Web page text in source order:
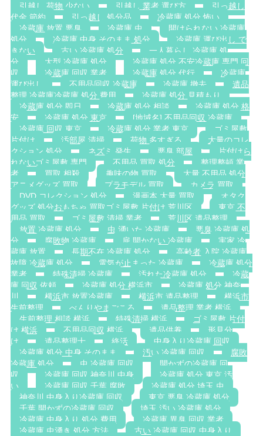
引越し 荷物 少ない
引越し 業者 選び方
引っ越し
代金 節約
引っ越し 処分品
冷蔵庫 処分 怖い
冷蔵庫 放置 悪臭
冷蔵庫 虫
開けられない 冷蔵庫
処分
冷蔵庫 中身 そのまま 処分
冷蔵庫 運び出し で
きない
古い 冷蔵庫 処分
一人暮らし 冷蔵庫 処
分
大型 冷蔵庫 処分
冷蔵庫 処分 不安冷蔵庫 専門 回
収
冷蔵庫 回収 業者 冷蔵庫 処分 代行
冷蔵庫
運び出し
不用品回収 冷蔵庫 冷蔵庫 撤去
遺品
整理 冷蔵庫冷蔵庫 処分 費用
冷蔵庫 処分 見積もり
冷蔵庫 処分 即日
冷蔵庫 処分 相談
冷蔵庫 処分 格
安
冷蔵庫 処分 東京
[地域名] 不用品回収 冷蔵庫
冷蔵庫 回収 東京
冷蔵庫 処分 業者 東京
ゴミ屋敷
片付け
汚部屋 清掃 荷物 多すぎる
大量のコレ
クション 処分
ネズミ 発生 悪臭 部屋
片付けら
れないゴミ屋敷 専門
不用品 買取 処分
整理整頓 業
者
買取 相殺 趣味の物 買取
大量 不用品 処分
アニメグッズ 買取
プラモデル 買取
カメラ 買取
DVD コレクション 処分
漫画本 大量 買取
オタク
グッズ 処分おもちゃ 買取ゴミ屋敷 片付け 荒川区
東京 不
用品 買取
ゴミ屋敷 清掃 業者
荒川区 遺品整理
放置 冷蔵庫 処分
虫 湧いた 冷蔵庫
悪臭 冷蔵庫 処
分
腐敗物 冷蔵庫 扉 開かない 冷蔵庫
実家 冷
蔵庫 放置
長期不在 冷蔵庫 処分
高齢者 入院 冷蔵庫
故障 冷蔵庫 処分
電気が止まった 冷蔵庫
冷蔵庫 処分
業者
特殊清掃 冷蔵庫 汚れた冷蔵庫 処分
冷蔵
庫 回収 依頼
冷蔵庫 処分 横浜市
冷蔵庫 処分 神奈
川
横浜市 放置冷蔵庫 横浜市 遺品整理
横浜市
生前整理
べんりやまごころ
遺品整理 業者 横浜
生前整理 相談 横浜
特殊清掃 横浜
ゴミ屋敷 片付
け 横浜
不用品回収 横浜 遺品供養
形見分
け
遺品整理士 終活
中身入り冷蔵庫 回収
冷蔵庫 処分 中身 そのまま
汚い 冷蔵庫 回収
腐敗
冷蔵庫 処分
虫 冷蔵庫 回収
開かずの冷蔵庫 回
収
冷蔵庫 回収 神奈川 中身
冷蔵庫 処分 東京 汚
い
冷蔵庫 回収 千葉 腐敗
冷蔵庫 処分 埼玉 虫
神奈川 中身入り冷蔵庫 回収
東京 悪臭 冷蔵庫 処分
千葉 開かずの冷蔵庫 回収
埼玉 汚い 冷蔵庫 処分
冷蔵庫 中身入り 処分 費用
冷蔵庫 異臭 回収 業者
冷蔵庫 虫湧き 処分 方法
古い 冷蔵庫 回収 中身入り